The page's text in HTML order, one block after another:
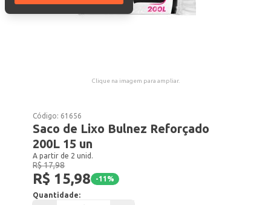
Clique na imagem para ampliar.
Código: 61656
Saco de Lixo Bulnez Reforçado
200L 15 un
A partir de 2 unid.
R$ 17,98
R$ 15,98 -11 %
Quantidade: